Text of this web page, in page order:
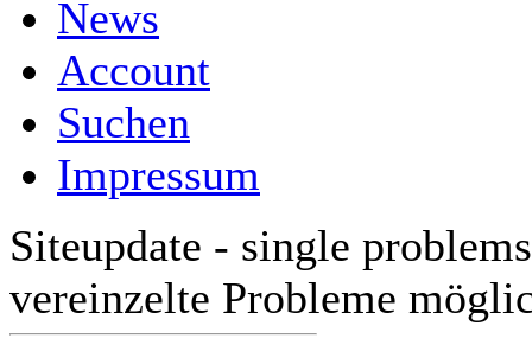
News
Account
Suchen
Impressum
Siteupdate - single
vereinzelte Probleme